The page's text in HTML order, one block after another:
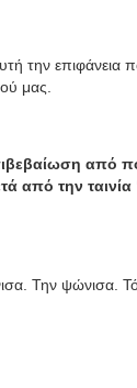
επιφάνεια
μας.
από
από την
Την ψώνισα.